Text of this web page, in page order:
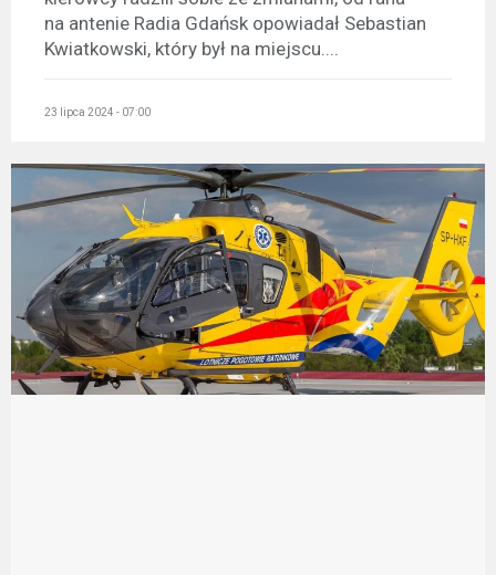
na antenie Radia Gdańsk opowiadał Sebastian
Kwiatkowski, który był na miejscu....
23 lipca 2024 - 07:00